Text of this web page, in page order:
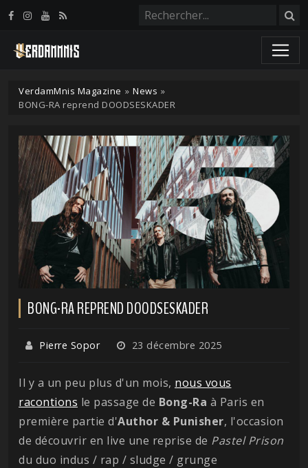
VerdamMnis Magazine » News »
BONG-RA reprend DOODSESKADER
BONG-RA REPREND DOODSESKADER
Pierre Sopor 23 décembre 2025
Il y a un peu plus d'un mois, nous vous
racontions le passage de Bong-Ra à Paris en
première partie d'Author & Punisher, l'occasion
de découvrir en live une reprise de Pastel Prison
du duo indus / rap / sludge / grunge
Panneau de gestion des cookies